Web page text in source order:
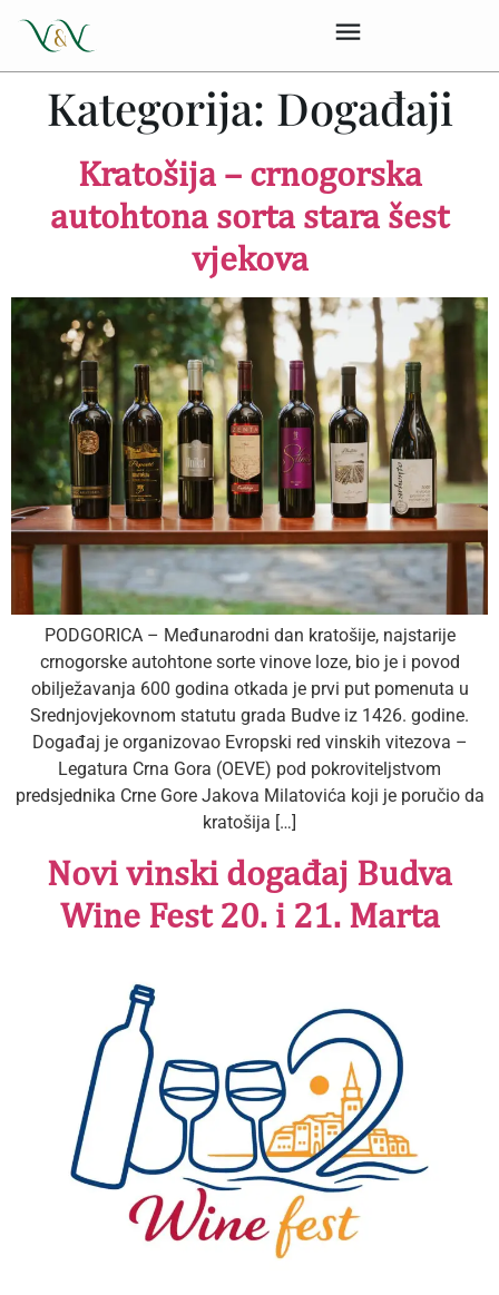
Kategorija: Događaji
Kratošija – crnogorska
autohtona sorta stara šest
vjekova
PODGORICA – Međunarodni dan kratošije, najstarije
crnogorske autohtone sorte vinove loze, bio je i povod
obilježavanja 600 godina otkada je prvi put pomenuta u
Srednjovjekovnom statutu grada Budve iz 1426. godine.
Događaj je organizovao Evropski red vinskih vitezova –
Legatura Crna Gora (OEVE) pod pokroviteljstvom
predsjednika Crne Gore Jakova Milatovića koji je poručio da
kratošija […]
Novi vinski događaj Budva
Wine Fest 20. i 21. Marta